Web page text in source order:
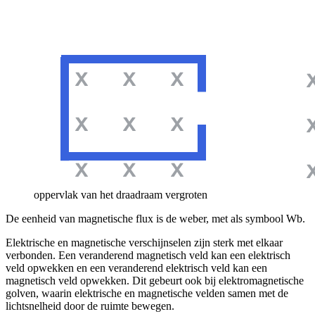
oppervlak van het draadraam vergroten
De eenheid van magnetische flux is de weber, met als symbool Wb.
Elektrische en magnetische verschijnselen zijn sterk met elkaar
verbonden. Een veranderend magnetisch veld kan een elektrisch
veld opwekken en een veranderend elektrisch veld kan een
magnetisch veld opwekken. Dit gebeurt ook bij elektromagnetische
golven, waarin elektrische en magnetische velden samen met de
lichtsnelheid door de ruimte bewegen.